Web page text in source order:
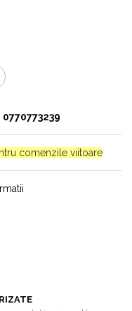
0770773239
comenzile viitoare